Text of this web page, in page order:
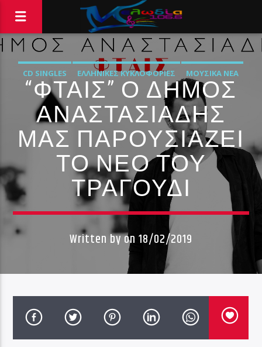
CD SINGLES ΕΛΛΗΝΙΚΈΣ ΚΥΚΛΟΦΟΡΊΕΣ ΜΟΥΣΙΚΆ ΝΈΑ
“ΦΤΑΙΣ” Ο ΔΉΜΟΣ
ΑΝΑΣΤΑΣΙΆΔΗΣ
ΜΑΣ ΠΑΡΟΥΣΙΆΖΕΙ
ΤΟ ΝΈΟ ΤΟΥ
ΤΡΑΓΟΎΔΙ
Written byon 18/02/2019